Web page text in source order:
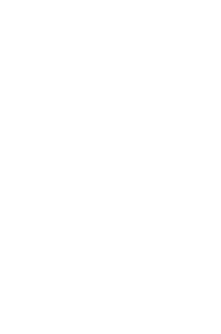
commit date
applied/